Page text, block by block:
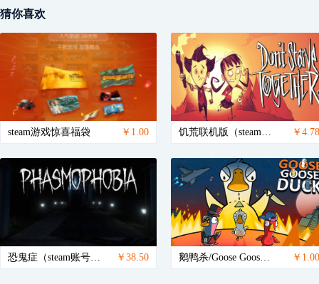
猜你喜欢
steam游戏惊喜福袋 ￥1.00 饥荒联机版（steam账号）/Don't Starve Together ￥4.78
恐鬼症（steam账号）/Phasmophobia ￥38.50 鹅鸭杀/Goose Goose Duck（steam账号） ￥1.00